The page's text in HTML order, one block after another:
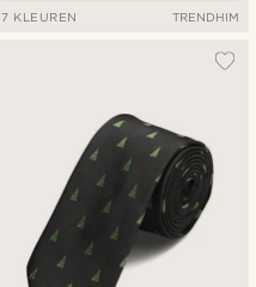
7 KLEUREN TRENDHIM